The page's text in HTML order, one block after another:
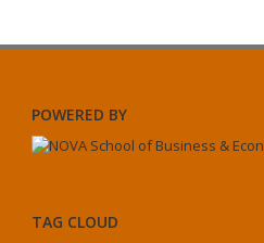
POWERED BY
TAG CLOUD